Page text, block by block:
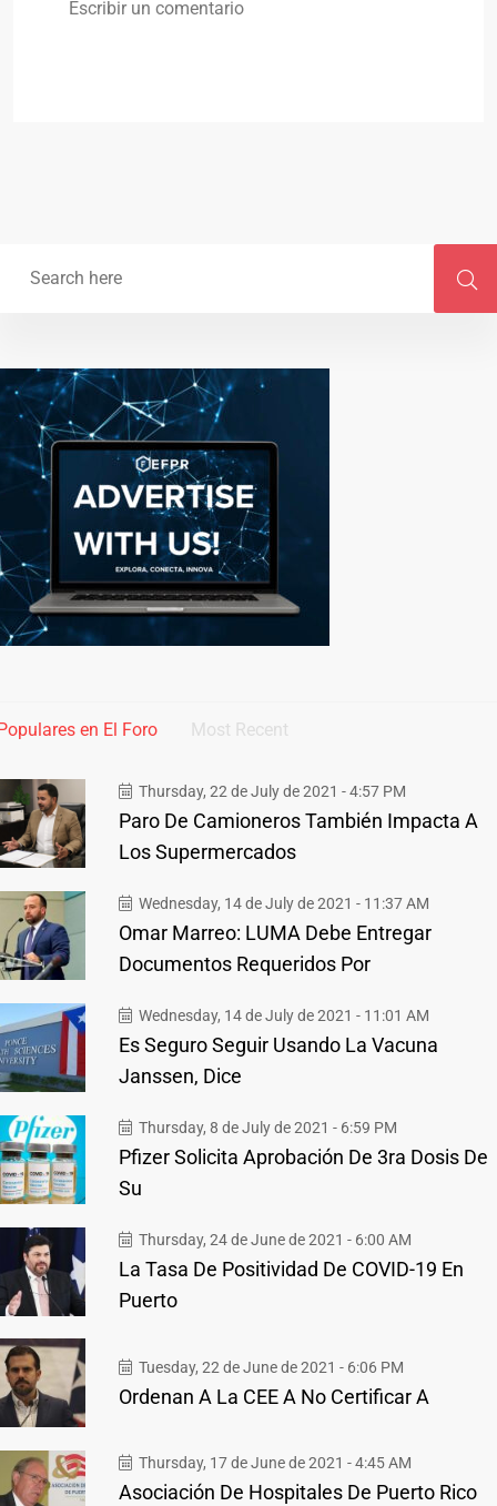
Escribir un comentario
en El Foro Most Recent
Thursday, 22 de July de 2021 - 4:57 PM
Paro De Camioneros También Impacta A
Los Supermercados
Wednesday, 14 de July de 2021 - 11:37 AM
Omar Marreo: LUMA Debe Entregar
Documentos Requeridos Por
Wednesday, 14 de July de 2021 - 11:01 AM
Es Seguro Seguir Usando La Vacuna
Janssen, Dice
Thursday, 8 de July de 2021 - 6:59 PM
Pfizer Solicita Aprobación De 3ra Dosis De
Su
Thursday, 24 de June de 2021 - 6:00 AM
La Tasa De Positividad De COVID-19 En
Puerto
Tuesday, 22 de June de 2021 - 6:06 PM
Ordenan A La CEE A No Certificar A
Thursday, 17 de June de 2021 - 4:45 AM
Asociación De Hospitales De Puerto Rico